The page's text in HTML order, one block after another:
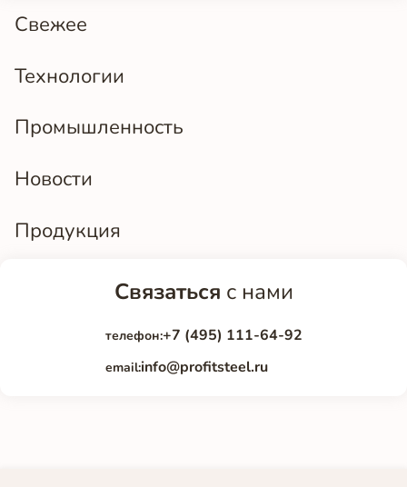
Свежее
Технологии
Промышленность
Новости
Продукция
Связаться с нами
телефон:+7 (495) 111-64-92
email:info@profitsteel.ru